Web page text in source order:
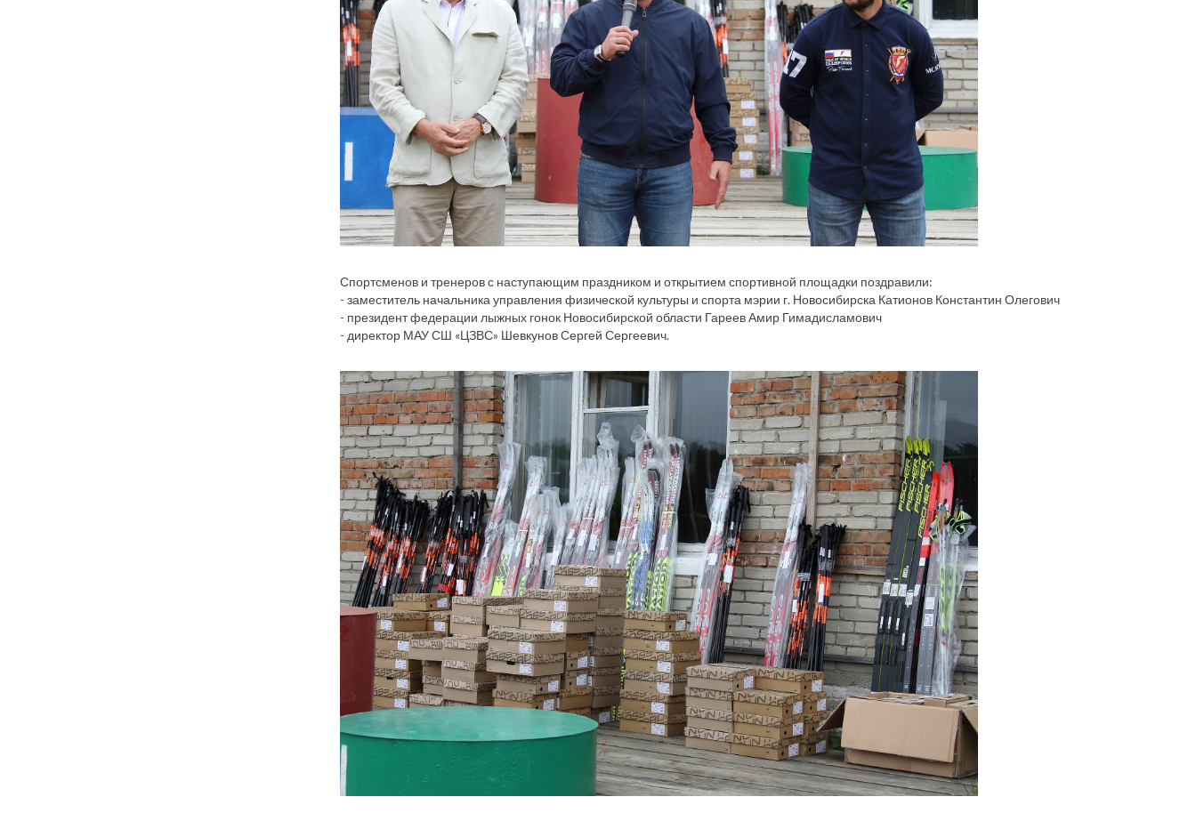
Спортсменов и тренеров с наступающим праздником и открытием спортивной площадки поздравили:
- заместитель начальника управления физической культуры и спорта мэрии г. Новосибирска Катионов Константин Олегович
- президент федерации лыжных гонок Новосибирской области Гареев Амир Гимадисламович
- директор МАУ СШ «ЦЗВС» Шевкунов Сергей Сергеевич.